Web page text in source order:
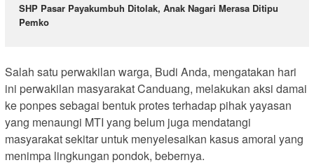
SHP Pasar Payakumbuh Ditolak, Anak Nagari Merasa Ditipu
Pemko
Salah satu perwakilan warga, Budi Anda, mengatakan hari
ini perwakilan masyarakat Canduang, melakukan aksi damai
ke ponpes sebagai bentuk protes terhadap pihak yayasan
yang menaungi MTI yang belum juga mendatangi
masyarakat sekitar untuk menyelesaikan kasus amoral yang
menimpa lingkungan pondok, bebernya.